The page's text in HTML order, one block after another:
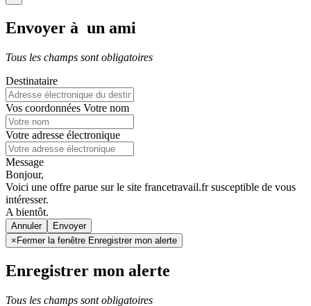
Envoyer à un ami
Tous les champs sont obligatoires
Destinataire
Vos coordonnées Votre nom
Votre adresse électronique
Message
Bonjour,
Voici une offre parue sur le site francetravail.fr susceptible de vous
intéresser.
A bientôt.
Annuler
× Fermer la fenêtre Enregistrer mon alerte
Enregistrer mon alerte
Tous les champs sont obligatoires